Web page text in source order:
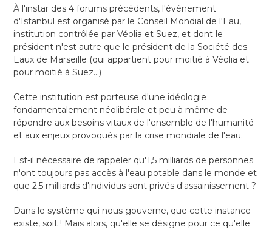
À l'instar des 4 forums précédents, l'événement
d'Istanbul est organisé par le Conseil Mondial de l'Eau,
institution contrôlée par Véolia et Suez, et dont le
président n'est autre que le président de la Société des
Eaux de Marseille (qui appartient pour moitié à Véolia et
pour moitié à Suez…)
Cette institution est porteuse d'une idéologie
fondamentalement néolibérale et peu à même de
répondre aux besoins vitaux de l'ensemble de l'humanité
et aux enjeux provoqués par la crise mondiale de l'eau.
Est-il nécessaire de rappeler qu'1,5 milliards de personnes
n'ont toujours pas accès à l'eau potable dans le monde et
que 2,5 milliards d'individus sont privés d'assainissement ?
Dans le système qui nous gouverne, que cette instance
existe, soit ! Mais alors, qu'elle se désigne pour ce qu'elle